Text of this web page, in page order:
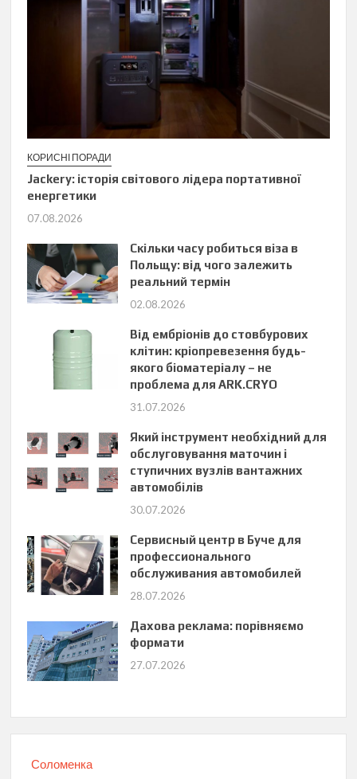
КОРИСНІ ПОРАДИ
Jackery: історія світового лідера портативної
енергетики
07.08.2026
Скільки часу робиться віза в
Польщу: від чого залежить
реальний термін
02.08.2026
Від ембріонів до стовбурових
клітин: кріопревезення будь-
якого біоматеріалу – не
проблема для ARK.CRYO
31.07.2026
Який інструмент необхідний для
обслуговування маточин і
ступичних вузлів вантажних
автомобілів
30.07.2026
Сервисный центр в Буче для
профессионального
обслуживания автомобилей
28.07.2026
Дахова реклама: порівняємо
формати
27.07.2026
Соломенка